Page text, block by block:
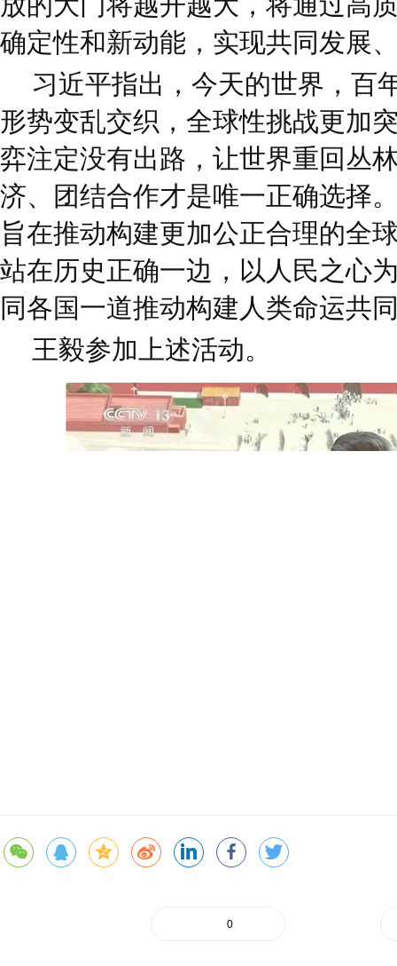
确定性和新动能，实现共同发展
习近平指出，今天的世界，百
形势变乱交织，全球性挑战更加
弈注定没有出路，让世界重回丛
济、团结合作才是唯一正确选择
旨在推动构建更加公正合理的全
站在历史正确一边，以人民之心
同各国一道推动构建人类命运共
王毅参加上述活动。
0